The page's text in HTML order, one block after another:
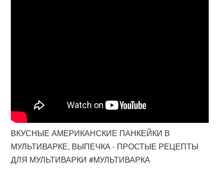
ВКУСНЫЕ АМЕРИКАНСКИЕ ПАНКЕЙКИ В
МУЛЬТИВАРКЕ, ВЫПЕЧКА - ПРОСТЫЕ РЕЦЕПТЫ
ДЛЯ МУЛЬТИВАРКИ #МУЛЬТИВАРКА